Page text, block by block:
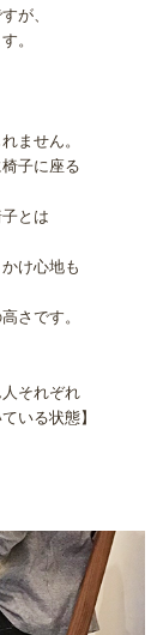
が、
。
ません。
子に座る
とは
け心地も
さです。
それぞれ
いる状態】